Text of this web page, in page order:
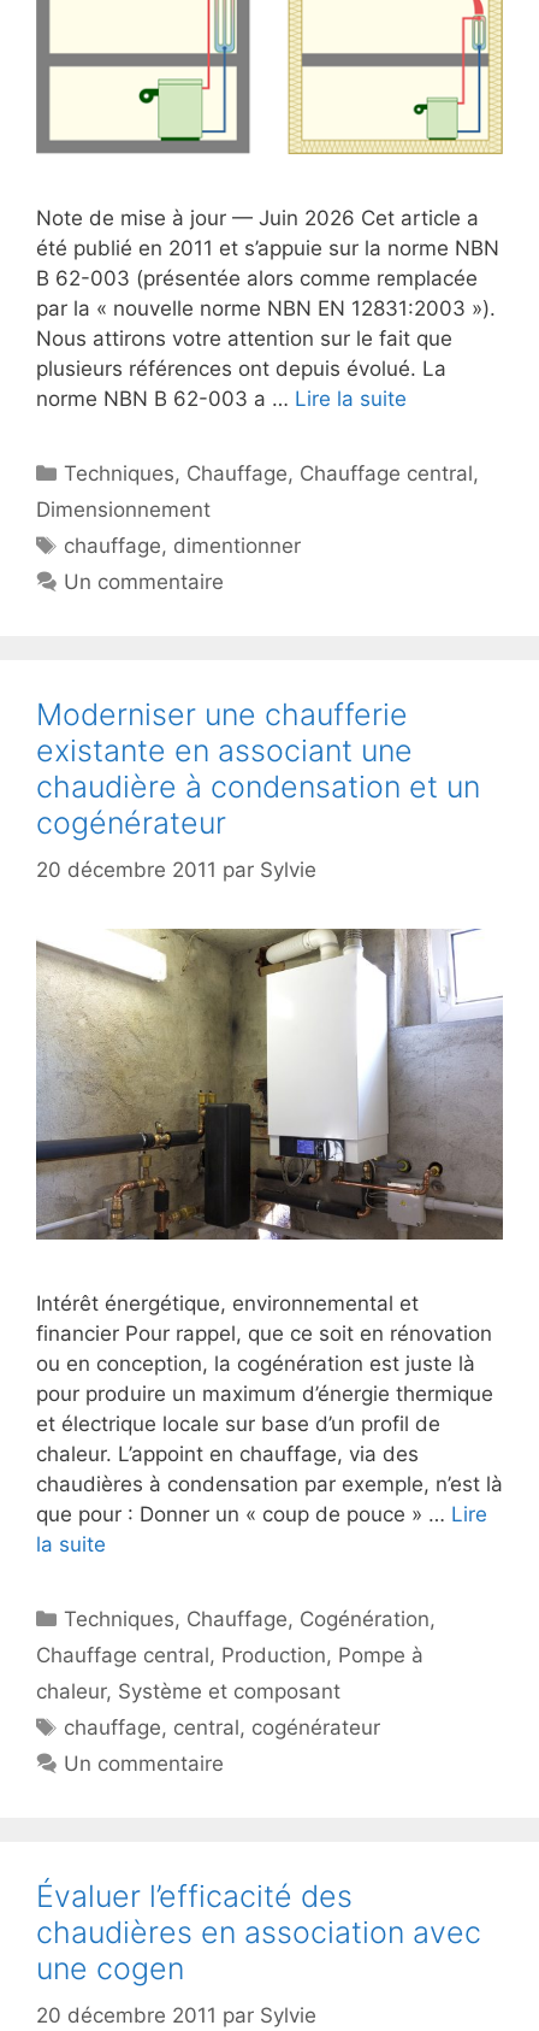
Note de mise à jour — Juin 2026 Cet article a
été publié en 2011 et s’appuie sur la norme NBN
B 62-003 (présentée alors comme remplacée
par la « nouvelle norme NBN EN 12831:2003 »).
Nous attirons votre attention sur le fait que
plusieurs références ont depuis évolué. La
norme NBN B 62-003 a … Lire la suite
Catégories
Techniques, Chauffage, Chauffage central,
Dimensionnement
Étiquettes
chauffage, dimentionner
Un commentaire
Moderniser une chaufferie
existante en associant une
chaudière à condensation et un
cogénérateur
20 décembre 2011 par Sylvie
Intérêt énergétique, environnemental et
financier Pour rappel, que ce soit en rénovation
ou en conception, la cogénération est juste là
pour produire un maximum d’énergie thermique
et électrique locale sur base d’un profil de
chaleur. L’appoint en chauffage, via des
chaudières à condensation par exemple, n’est là
que pour : Donner un « coup de pouce » … Lire
la suite
Catégories
Techniques, Chauffage, Cogénération,
Chauffage central, Production, Pompe à
chaleur, Système et composant
Étiquettes
chauffage, central, cogénérateur
Un commentaire
Évaluer l’efficacité des
chaudières en association avec
une cogen
20 décembre 2011 par Sylvie